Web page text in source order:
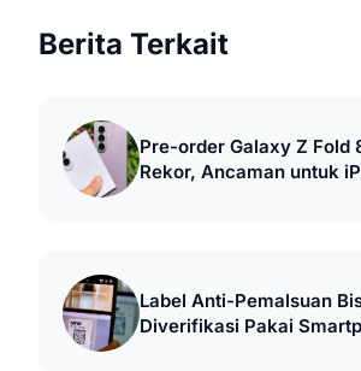
Berita Terkait
Pre-order Galaxy Z Fold
Rekor, Ancaman untuk
Label Anti-Pemalsuan
Diverifikasi Pakai